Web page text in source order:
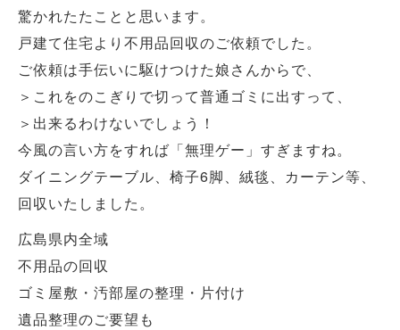
驚かれたたことと思います。
戸建て住宅より不用品回収のご依頼でした。
ご依頼は手伝いに駆けつけた娘さんからで、
＞これをのこぎりで切って普通ゴミに出すって、
＞出来るわけないでしょう！
今風の言い方をすれば「無理ゲー」すぎますね。
ダイニングテーブル、椅子6脚、絨毯、カーテン等、
回収いたしました。
広島県内全域
不用品の回収
ゴミ屋敷・汚部屋の整理・片付け
遺品整理のご要望も